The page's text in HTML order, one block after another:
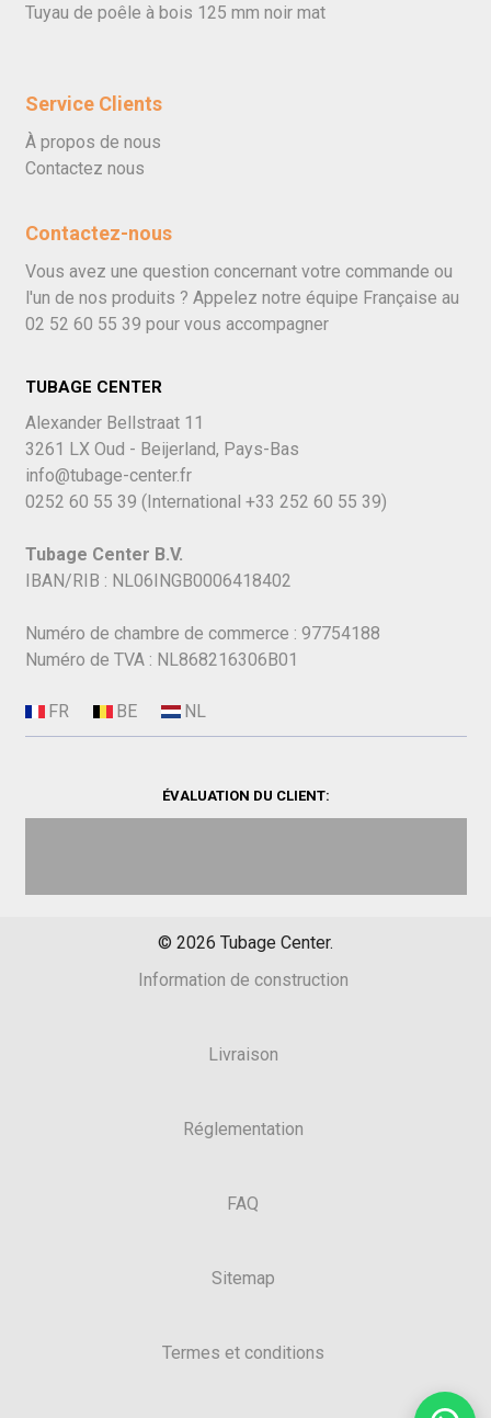
Tuyau de poêle à bois 125 mm noir mat
Service Clients
À propos de nous
Contactez nous
Contactez-nous
Vous avez une question concernant votre commande ou
l'un de nos produits ? Appelez notre équipe Française au
02 52 60 55 39 pour vous accompagner
TUBAGE CENTER
Alexander Bellstraat 11
3261 LX Oud - Beijerland, Pays-Bas
info@tubage-center.fr
0252 60 55 39 (International +33 252 60 55 39)
Tubage Center B.V.
IBAN/RIB : NL06INGB0006418402
Numéro de chambre de commerce : 97754188
Numéro de TVA : NL868216306B01
ÉVALUATION DU CLIENT:
© 2026 Tubage Center.
Information de construction
Livraison
Réglementation
FAQ
Sitemap
Termes et conditions